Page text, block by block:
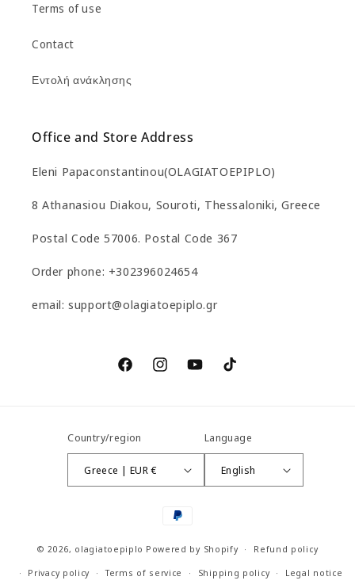
Terms of use
Contact
Εντολή ανάκλησης
Office and Store Address
Eleni Papaconstantinou(OLAGIATOEPIPLO)
8 Athanasiou Diakou, Souroti, Thessaloniki, Greece
Postal Code 57006. Postal Code 367
Order phone: +302396024654
email: support@olagiatoepiplo.gr
FacebookInstagramYouTubeTikTok
Country/region
Greece | EUR €
Language
English
Payment
© 2026, olagiatoepiplo Powered by Shopify
Refund policy
Privacy policy
Terms of service Shipping policy Legal notice